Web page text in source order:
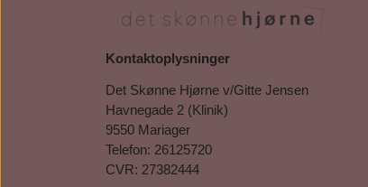
Kontaktoplysninger
Det Skønne Hjørne v/Gitte Jensen
Havnegade 2 (Klinik)
9550 Mariager
Telefon: 26125720
CVR: 27382444